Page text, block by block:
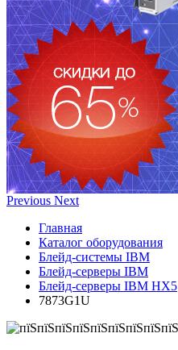
Previous Next
Главная
Каталог оборудования
Блейд-системы IBM
Блейд-серверы IBM
Блейд-серверы IBM HX5
7873G1U